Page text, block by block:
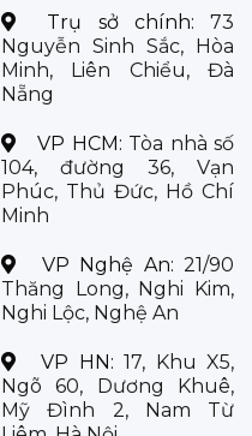
Trụ sở chính: 73
Nguyễn Sinh Sắc, Hòa
Minh, Liên Chiểu, Đà
Nẵng
VP HCM: Tòa nhà số
104, đường 36, Vạn
Phúc, Thủ Đức, Hồ Chí
Minh
VP Nghệ An: 21/90
Thăng Long, Nghi Kim,
Nghi Lộc, Nghệ An
VP HN:17, Khu X5,
Ngõ 60, Dương Khuê,
Mỹ Đình 2, Nam Từ